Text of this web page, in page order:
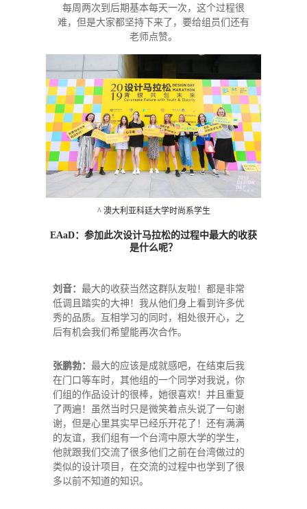
每周两次到后期基本每天一次，这个过程很
难，但是大家都坚持下来了，要给组员们还有
老师点赞。
^ 澳大利亚科廷大学时尚系学生
EAaD：参加此次设计马拉松的过程中最大的收获
是什么呢？
刘音：最大的收获当然这群队友啦！都是非常
低调且踏实的大神！我从他们身上看到许多优
秀的品质。互相学习的同时，相处很开心，之
后有机会我们希望能再次合作。
张鹏勃：最大的应该是成就感吧，在结束后我
在门口等车时，其他组的一个同学对我说，你
们组的作品设计的很棒，她很喜欢！并且重复
了两遍！虽然当时只是微笑着点头说了一句谢
谢，但是心里其实早已经乐开花了！还有满满
的友谊，我们组有一个台湾中原大学的学生，
他就跟我们交流了很多他们之前在台湾做过的
类似的设计项目，在交流的过程中也学到了很
多以前不知道的知识。